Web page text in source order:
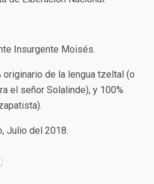
Insurgente Moisés.
originario de la lengua tzeltal (o
el señor Solalinde), y 100%
Julio del 2018.